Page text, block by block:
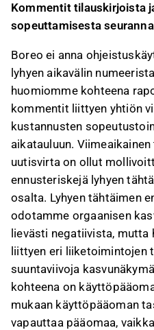
Kommentit tilauskirjoista
sopeuttamisesta
Boreo ei anna
lyhyen aikavälin
huomiomme kohteena
kommentit liittyen yhtiön
kustannusten
aikatauluun.
uutisvirta on ollut
ennusteriskejä lyhyen
osalta. Lyhyen tähtäimen
odotamme orgaanisen
lievästi negatiivista,
liittyen eri liiketoimintojen
suuntaviivoja
kohteena on
mukaan käyttöpääoman
vapauttaa pääomaa,